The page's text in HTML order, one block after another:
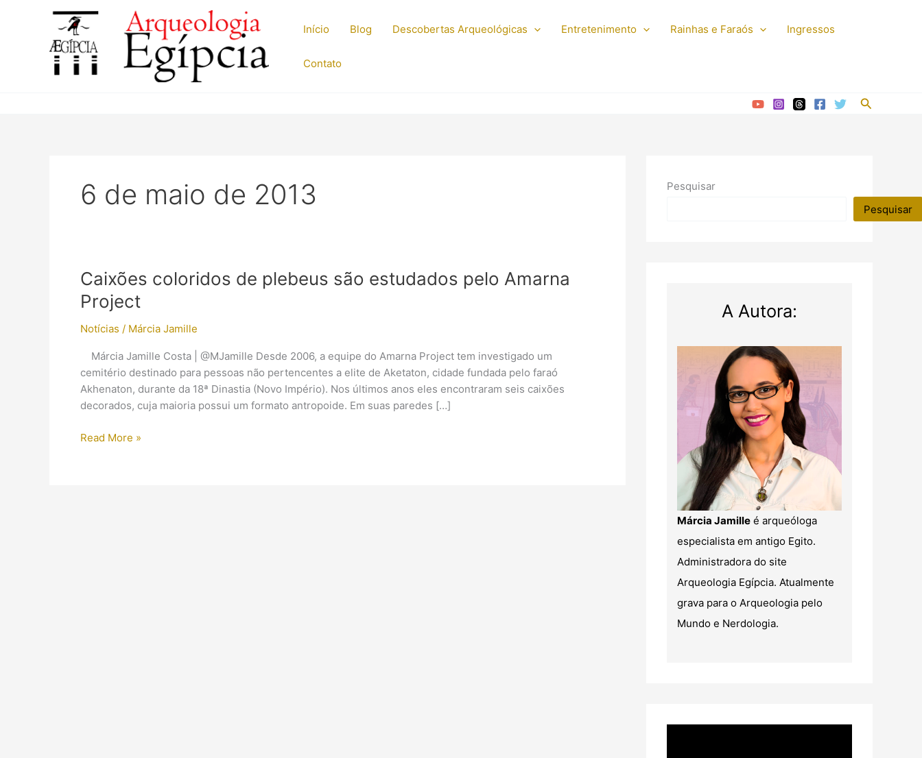
Início Blog Descobertas Arqueológicas Entretenimento Rainhas e Faraós Ingressos
Contato
Pesquisar
6 de maio de 2013
Caixões coloridos de plebeus são estudados pelo Amarna
Project
Notícias / Márcia Jamille
Márcia Jamille Costa | @MJamille Desde 2006, a equipe do Amarna Project tem investigado um
cemitério destinado para pessoas não pertencentes a elite de Aketaton, cidade fundada pelo faraó
Akhenaton, durante da 18ª Dinastia (Novo Império). Nos últimos anos eles encontraram seis caixões
decorados, cuja maioria possui um formato antropoide. Em suas paredes […]
Caixões
Read More »
Pesquisar
Pesquisar
A Autora:
Márcia Jamille é arqueóloga
especialista em antigo Egito.
Administradora do site
Arqueologia Egípcia. Atualmente
grava para o Arqueologia pelo
Mundo e Nerdologia.